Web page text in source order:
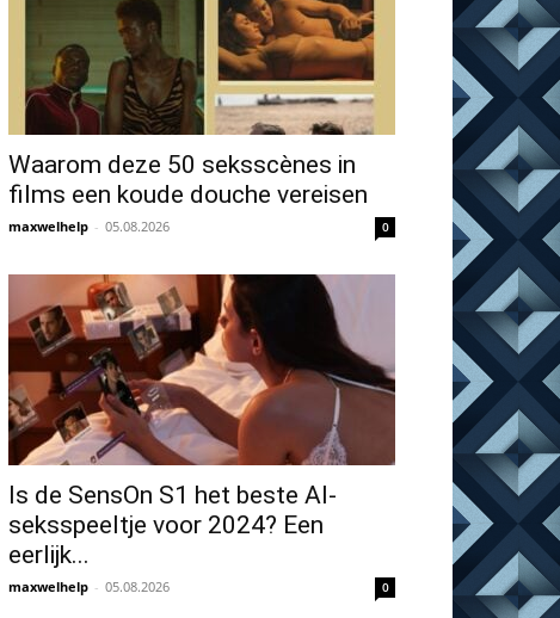
Waarom deze 50 seksscènes in
films een koude douche vereisen
maxwelhelp - 05.08.2026 0
Is de SensOn S1 het beste AI-
seksspeeltje voor 2024? Een
eerlijk...
maxwelhelp - 05.08.2026 0